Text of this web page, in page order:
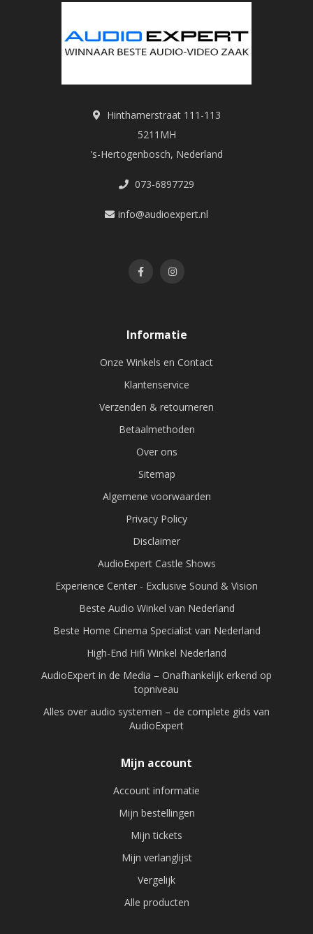
Hinthamerstraat 111-113
5211MH
's-Hertogenbosch, Nederland
073-6897729
info@audioexpert.nl
Informatie
Onze Winkels en Contact
Klantenservice
Verzenden & retourneren
Betaalmethoden
Over ons
Sitemap
Algemene voorwaarden
Privacy Policy
Disclaimer
AudioExpert Castle Shows
Experience Center - Exclusive Sound & Vision
Beste Audio Winkel van Nederland
Beste Home Cinema Specialist van Nederland
High-End Hifi Winkel Nederland
AudioExpert in de Media – Onafhankelijk erkend op
topniveau
Alles over audio systemen – de complete gids van
AudioExpert
Mijn account
Account informatie
Mijn bestellingen
Mijn tickets
Mijn verlanglijst
Vergelijk
Alle producten